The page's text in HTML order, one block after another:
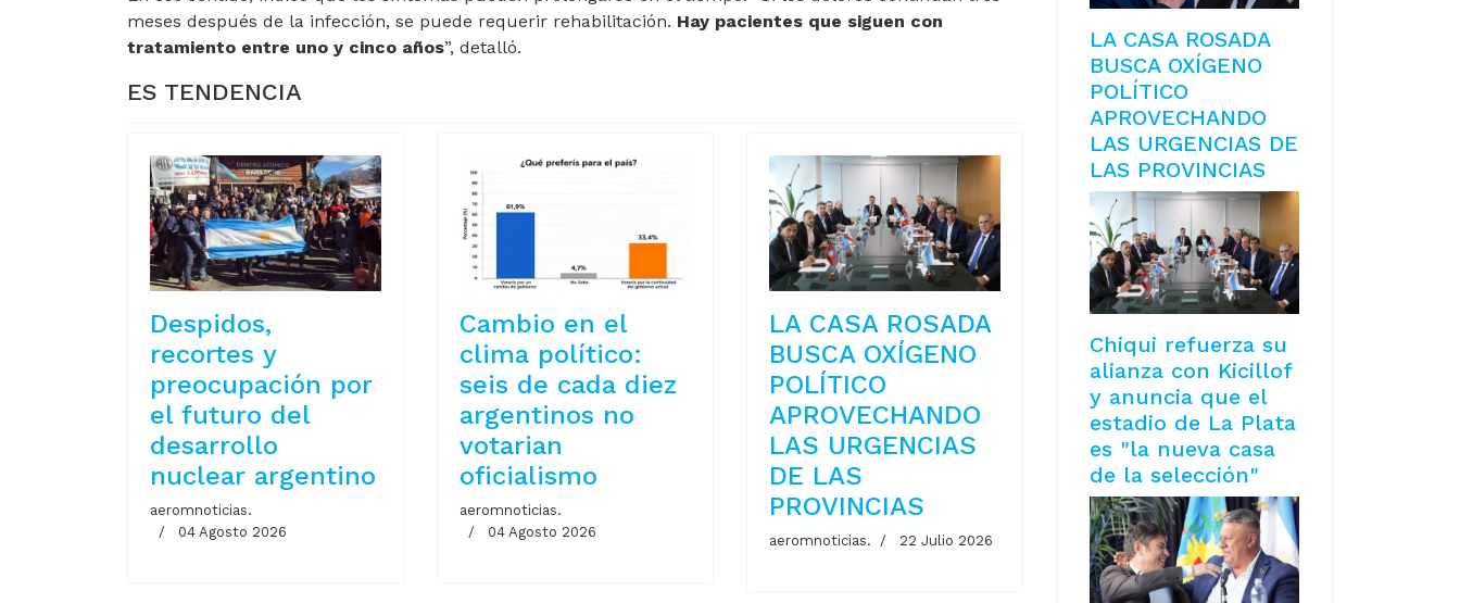
meses después de la infección, se puede requerir rehabilitación. Hay pacientes que siguen con
tratamiento entre uno y cinco años”, detalló.
ES TENDENCIA
Despidos,
recortes y
preocupación por
el futuro del
desarrollo
nuclear argentino
aeromnoticias.
04 Agosto 2026
Cambio en el
clima político:
seis de cada diez
argentinos no
votarian
oficialismo
aeromnoticias.
04 Agosto 2026
LA CASA ROSADA
BUSCA OXÍGENO
POLÍTICO
APROVECHANDO
LAS URGENCIAS
DE LAS
PROVINCIAS
aeromnoticias. 22 Julio 2026
LA CASA ROSADA
BUSCA OXÍGENO
POLÍTICO
APROVECHANDO
LAS URGENCIAS DE
LAS PROVINCIAS
Chiqui refuerza su
alianza con Kicillof
y anuncia que el
estadio de La Plata
es "la nueva casa
de la selección"